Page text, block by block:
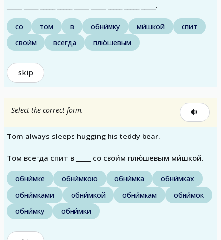
_____ _____ _____ _____ _____ _____ _____ _____ _____.
со том в обни́мку ми́шкой
спит
свои́м
всегда плю́шевым
skip
Select the correct form.
Tom always sleeps hugging his teddy bear.
Том всегда спит в _____ со свои́м плю́шевым ми́шкой.
обни́мке обни́мкою обни́мка
обни́мках
обни́мками
обни́мкой обни́мкам
обни́мок
обни́мку
обни́мки